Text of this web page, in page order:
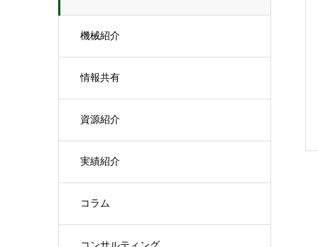
機械紹介
情報共有
資源紹介
実績紹介
コラム